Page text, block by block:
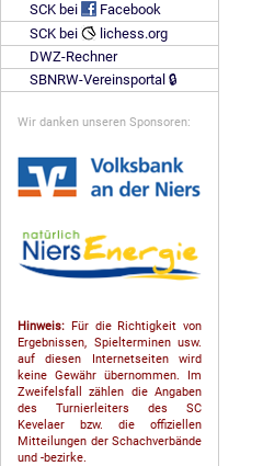
SCK bei
Facebook
SCK bei
lichess.org
DWZ-Rechner
SBNRW-Vereinsportal 🔒
Wir danken unseren Sponsoren:
Hinweis: Für die Richtigkeit von
Ergebnissen, Spielterminen usw.
auf diesen Internetseiten wird
keine Gewähr übernommen. Im
Zweifelsfall zählen die Angaben
des Turnierleiters des SC
Kevelaer bzw. die offiziellen
Mitteilungen der Schach­ver­bände
und -bezirke.